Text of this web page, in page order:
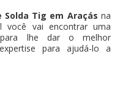
Solda Tig em Araçás na
você vai encontrar uma
para lhe dar o melhor
para ajudá-lo a